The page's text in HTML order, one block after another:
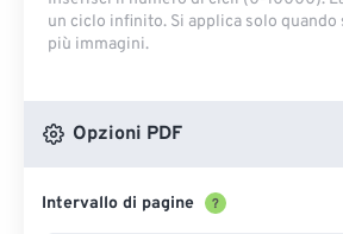
un ciclo infinito. Si applica solo quando
più immagini.
Opzioni PDF
Intervallo di pagine ?